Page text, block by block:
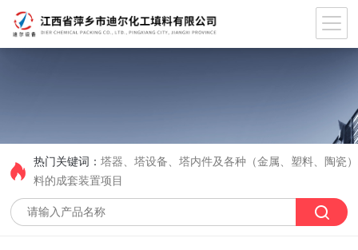
热门关键词：塔器、塔设备、塔内件及各种（金属、塑料、陶瓷
料的成套装置项目